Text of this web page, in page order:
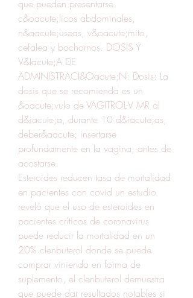
que pueden presentarse
c&oacute;licos abdominales,
n&aacute;useas, v&oacute;mito,
cefalea y bochornos. DOSIS Y
V&Iacute;A DE
ADMINISTRACI&Oacute;N: Dosis: La
dosis que se recomienda es un
&oacute;vulo de VAGITROL-V MR al
d&iacute;a, durante 10 d&iacute;as,
deber&aacute; insertarse
profundamente en la vagina, antes de
acostarse.
Esteroides reducen tasa de mortalidad
en pacientes con covid un estudio
reveló que el uso de esteroides en
pacientes críticos de coronavirus
puede reducir la mortalidad en un
20% clenbuterol donde se puede
comprar viniendo en forma de
suplemento, el clenbuterol demuestra
que puede dar resultados notables si